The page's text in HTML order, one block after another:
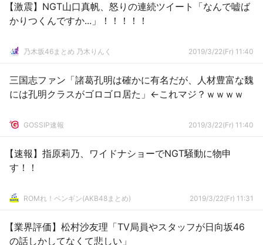
【激震】NGT山口真帆、怒りの連続ツイート「なんで嘘ば
かりつくんですか...」！！！！！
乃木坂46まとめ 乃木りんく 2019/3/22(Fr) 11:40
三国志ファン「諸葛孔明は確かに有名だが、人材豊富な魏
には孔明クラスがゴロゴロ居た」←これマジ？ｗｗｗｗ
GOSSIP速報 2019/3/22(Fr) 11:40
【速報】指原莉乃、ワイドナショーでNGT騒動に物申
す！！
ROMれ！ペンギン(AKB48まとめ) 2019/3/22(Fr) 11:31
【業界評価】松村沙友理「TV局員やスタッフが日向坂46
の話しかしてなくて悲しい」